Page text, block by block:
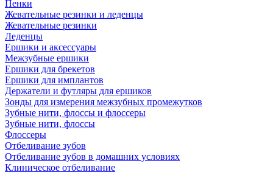
Пенки
Жевательные резинки и леденцы
Жевательные резинки
Леденцы
Ершики и аксессуары
Межзубные ершики
Ершики для брекетов
Ершики для имплантов
Держатели и футляры для ершиков
Зонды для измерения межзубных промежутков
Зубные нити, флоссы и флоссеры
Зубные нити, флоссы
Флоссеры
Отбеливание зубов
Отбеливание зубов в домашних условиях
Клиническое отбеливание